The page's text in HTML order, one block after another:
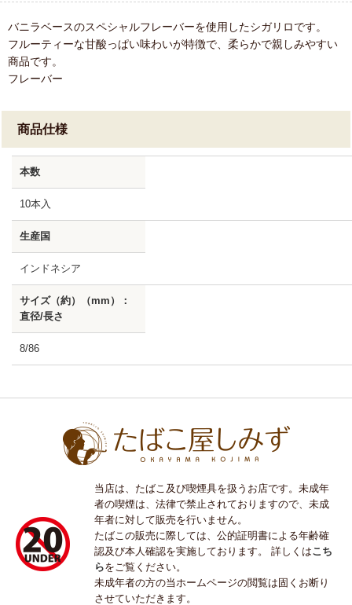
バニラベースのスペシャルフレーバーを使用したシガリロです。
フルーティーな甘酸っぱい味わいが特徴で、柔らかで親しみやすい
商品です。
フレーバー
商品仕様
本数
10本入
生産国
インドネシア
サイズ（約）（mm）：
直径/長さ
8/86
当店は、たばこ及び喫煙具を扱うお店です。未成年
者の喫煙は、法律で禁止されておりますので、未成
年者に対して販売を行いません。
たばこの販売に際しては、公的証明書による年齢確
認及び本人確認を実施しております。 詳しくはこち
らをご覧ください。
未成年者の方の当ホームページの閲覧は固くお断り
させていただきます。